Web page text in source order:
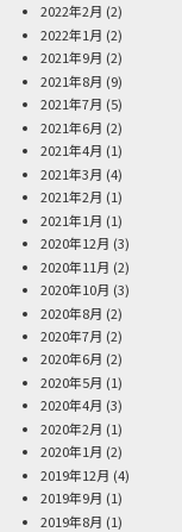
2022年2月 (2)
2022年1月 (2)
2021年9月 (2)
2021年8月 (9)
2021年7月 (5)
2021年6月 (2)
2021年4月 (1)
2021年3月 (4)
2021年2月 (1)
2021年1月 (1)
2020年12月 (3)
2020年11月 (2)
2020年10月 (3)
2020年8月 (2)
2020年7月 (2)
2020年6月 (2)
2020年5月 (1)
2020年4月 (3)
2020年2月 (1)
2020年1月 (2)
2019年12月 (4)
2019年9月 (1)
2019年8月 (1)